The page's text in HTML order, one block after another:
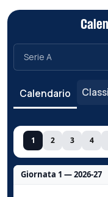
Calendario
1 2 3 4
Giornata 1 — 2026-27